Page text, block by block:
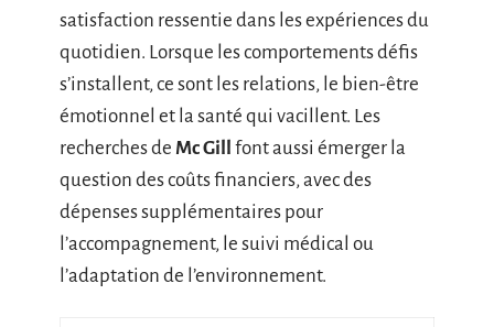
satisfaction ressentie dans les expériences du
quotidien. Lorsque les comportements défis
s’installent, ce sont les relations, le bien-être
émotionnel et la santé qui vacillent. Les
recherches de Mc Gill font aussi émerger la
question des coûts financiers, avec des
dépenses supplémentaires pour
l’accompagnement, le suivi médical ou
l’adaptation de l’environnement.